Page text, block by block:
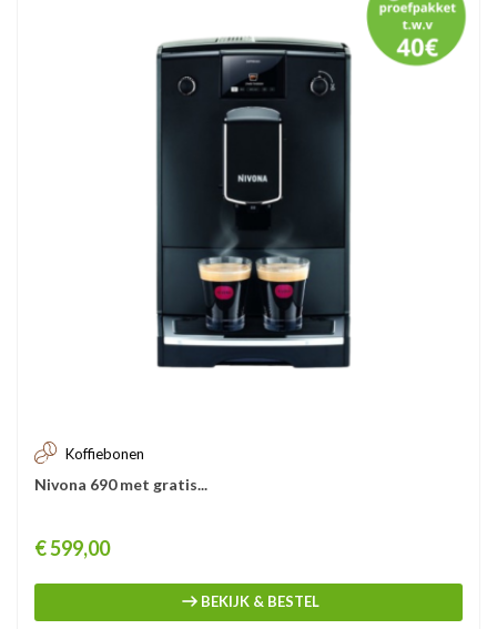
Koffiebonen
Nivona 690 met gratis...
Prijs
€ 599,00
BEKIJK & BESTEL